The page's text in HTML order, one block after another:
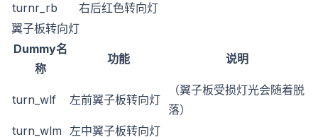
turnr_rb
右后红色转向灯
翼子板转向灯
Dummy名
称
功能 说明
turn_wlf 左前翼子板转向灯
（翼子板受损灯光会随着脱
落）
turn_wlm 左中翼子板转向灯